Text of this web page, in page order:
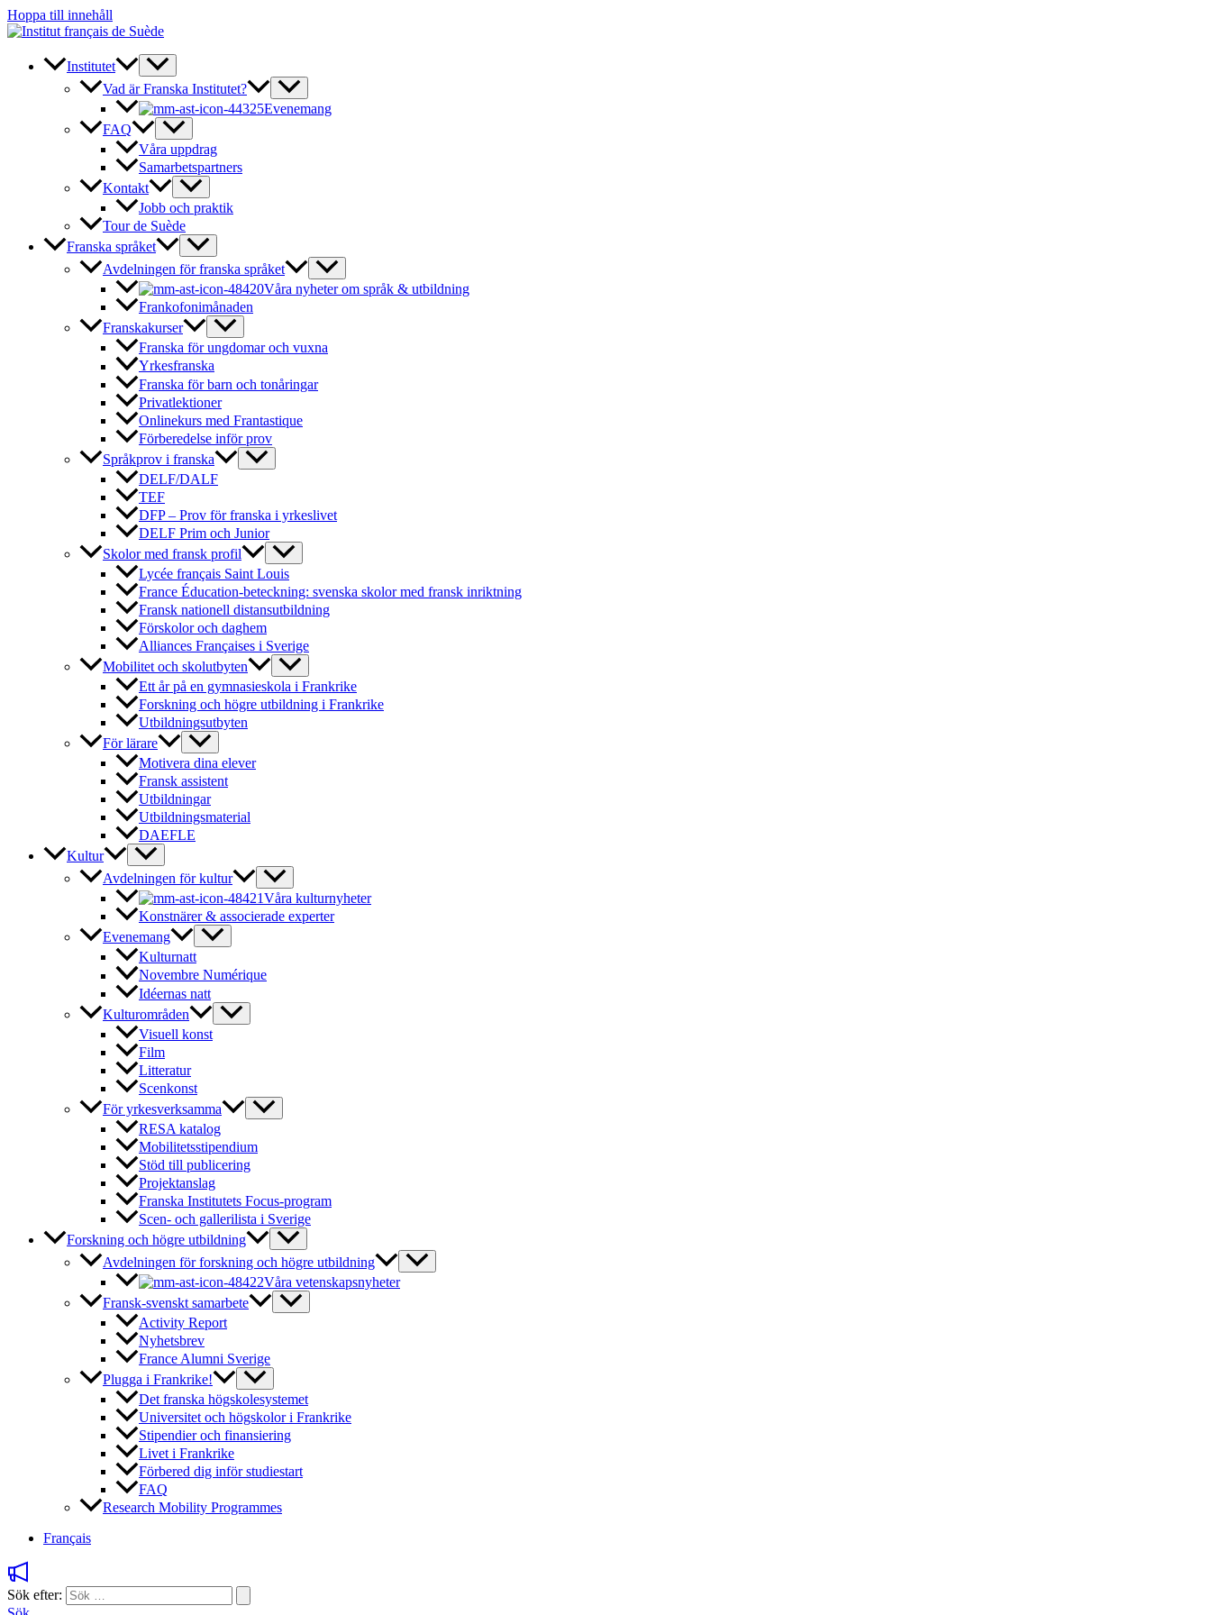
Hoppa till innehåll
Institutet
Vad är Franska Institutet?
Evenemang
FAQ
Våra uppdrag
Samarbetspartners
Kontakt
Jobb och praktik
Tour de Suède
Franska språket
Avdelningen för franska språket
Våra nyheter om språk & utbildning
Frankofonimånaden
Franskakurser
Franska för ungdomar och vuxna
Yrkesfranska
Franska för barn och tonåringar
Privatlektioner
Onlinekurs med Frantastique
Förberedelse inför prov
Språkprov i franska
DELF/DALF
TEF
DFP – Prov för franska i yrkeslivet
DELF Prim och Junior
Skolor med fransk profil
Lycée français Saint Louis
France Éducation-beteckning: svenska skolor med fransk inriktning
Fransk nationell distansutbildning
Förskolor och daghem
Alliances Françaises i Sverige
Mobilitet och skolutbyten
Ett år på en gymnasieskola i Frankrike
Forskning och högre utbildning i Frankrike
Utbildningsutbyten
För lärare
Motivera dina elever
Fransk assistent
Utbildningar
Utbildningsmaterial
DAEFLE
Kultur
Avdelningen för kultur
Våra kulturnyheter
Konstnärer & associerade experter
Evenemang
Kulturnatt
Novembre Numérique
Idéernas natt
Kulturområden
Visuell konst
Film
Litteratur
Scenkonst
För yrkesverksamma
RESA katalog
Mobilitetsstipendium
Stöd till publicering
Projektanslag
Franska Institutets Focus-program
Scen- och gallerilista i Sverige
Forskning och högre utbildning
Avdelningen för forskning och högre utbildning
Våra vetenskapsnyheter
Fransk-svenskt samarbete
Activity Report
Nyhetsbrev
France Alumni Sverige
Plugga i Frankrike!
Det franska högskolesystemet
Universitet och högskolor i Frankrike
Stipendier och finansiering
Livet i Frankrike
Förbered dig inför studiestart
FAQ
Research Mobility Programmes
Français
Sök efter: